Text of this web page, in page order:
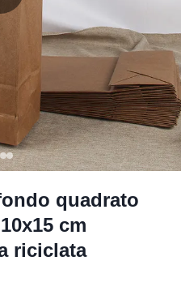
quadrato
cm
riciclata